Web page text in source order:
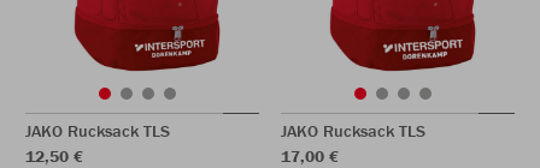
JAKO Rucksack TLS
12,50 €
JAKO Rucksack TLS
17,00 €